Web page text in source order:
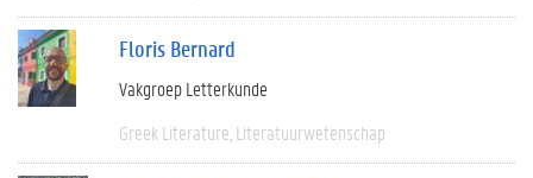
Floris Bernard
Vakgroep Letterkunde
Greek Literature Literatuurwetenschap